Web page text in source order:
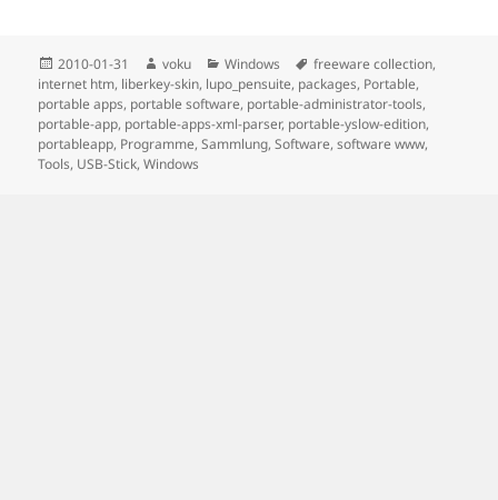
Posted
on
2010-01-31 Author
voku Categories
Windows Tags
freeware collection,
internet htm, liberkey-skin, lupo_pensuite, packages, Portable,
portable apps, portable software, portable-administrator-tools,
portable-app, portable-apps-xml-parser, portable-yslow-edition,
portableapp, Programme,Sammlung,Software,software www,
Tools, USB-Stick,Windows